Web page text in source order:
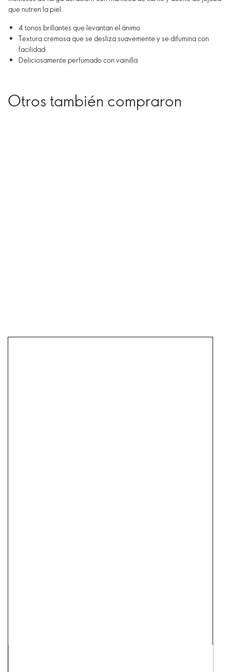
que nutren la piel.
4 tonos brillantes que levantan el ánimo
Textura cremosa que se desliza suavemente y se difumina con
facilidad
Deliciosamente perfumado con vainilla
Otros también compraron